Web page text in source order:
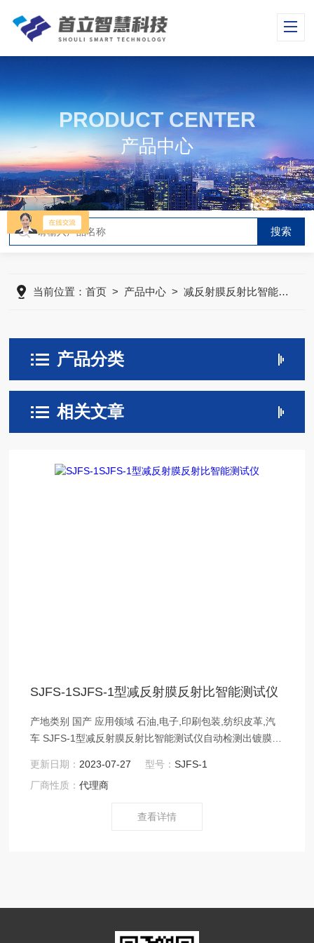
PRODUCT CENTER
产品中心
当前位置：首页 > 产品中心 >减反射膜反射比智能测试仪
产品分类
相关文章
SJFS-1SJFS-1型减反射膜反射比智能测试仪
产地类别 国产 应用领域 石油,电子,印刷包装,纺织皮革,汽
车 SJFS-1型减反射膜反射比智能测试仪自动检测出镀膜眼
要的光学性能指标。
更新日期： 2023-07-27 型号：SJFS-1
厂商性质：代理商
查看详情